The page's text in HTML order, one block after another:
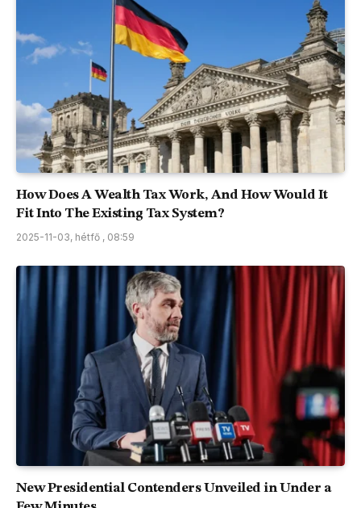
How Does A Wealth Tax Work, And How Would It
Fit Into The Existing Tax System?
2025-11-03, hétfő , 08:59
New Presidential Contenders Unveiled in Under a